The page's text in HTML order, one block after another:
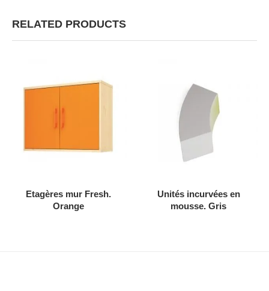
RELATED PRODUCTS
AJOUTER AU DEVIS
Etagères mur Fresh.
Orange
AJOUTER AU DEVIS
Unités incurvées en
mousse. Gris